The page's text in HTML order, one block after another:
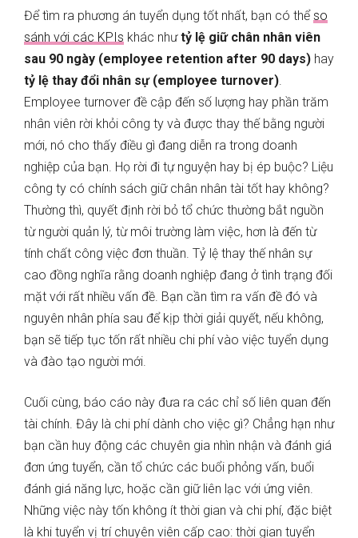
Để tìm ra phương án tuyển dụng tốt nhất, bạn có thểso
sánh với các KPIs khác nhưtỷ lệ giữ chân nhân viên
sau 90 ngày (employee retention after 90 days) hay
tỷ lệ thay đổi nhân sự (employee turnover).
Employee turnover đề cập đến số lượng hay phần trăm
nhân viên rời khỏi công ty và được thay thế bằng người
mới, nó cho thấy điều gì đang diễn ra trong doanh
nghiệp của bạn. Họ rời đi tự nguyện hay bị ép buộc? Liệu
công ty có chính sách giữ chân nhân tài tốt hay không?
Thường thì, quyết định rời bỏ tổ chức thường bắt nguồn
từ người quản lý, từ môi trường làm việc, hơn là đến từ
tính chất công việc đơn thuần. Tỷ lệ thay thế nhân sự
cao đồng nghĩa rằng doanh nghiệp đang ở tình trạng đối
mặt với rất nhiều vấn đề. Bạn cần tìm ra vấn đề đó và
nguyên nhân phía sau để kịp thời giải quyết, nếu không,
bạn sẽ tiếp tục tốn rất nhiều chi phí vào việc tuyển dụng
và đào tạo người mới.
Cuối cùng, báo cáo này đưa ra các chỉ số liên quan đến
tài chính. Đây là chi phí dành cho việc gì? Chẳng hạn như
bạn cần huy động các chuyên gia nhìn nhận và đánh giá
đơn ứng tuyển, cần tổ chức các buổi phỏng vấn, buổi
đánh giá năng lực, hoặc cần giữ liên lạc với ứng viên.
Những việc này tốn không ít thời gian và chi phí, đặc biệt
là khi tuyển vị trí chuyên viên cấp cao: thời gian tuyển